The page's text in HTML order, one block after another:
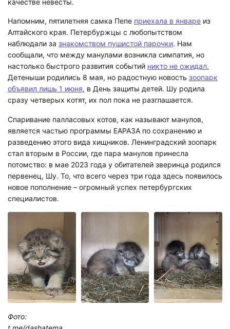
качестве невесты.
Напомним, пятилетняя самка Пепе приехала в январе из
Алтайского края. Петербуржцы с любопытством
наблюдали за знакомством пушистой парочки. Нам
сообщали, что между манулами возникла симпатия, но
настолько быстрого развития событий никто не ожидал.
Детеныши родились 8 мая, но радостную новость зоопарк
объявил лишь 1 июня, в День защиты детей. Шу родила
сразу четверых котят, их пол пока не разглашается.
Спаривание палласовых котов, как называют манулов,
является частью программы ЕАРАЗА по сохранению и
разведению этого вида хищников. Ленинградский зоопарк
стал вторым в России, где пара манулов принесла
потомство: в мае 2023 года у обитателей зверинца родился
первенец, Шу. То, что всего через три года здесь появилось
новое пополнение – огромный успех петербургских
специалистов.
Фото: